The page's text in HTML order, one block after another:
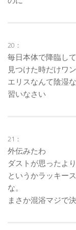
20：
毎日本体で降臨し
見つけた時だけワ
エリスなんて陰湿
習いなさい
21：
外伝みたわ
ダストが思ったよ
というかラッキー
な。
まさか混浴マジで